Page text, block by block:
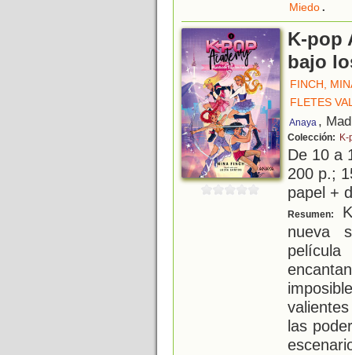
Miedo.
K-pop
bajo
FINCH,
FLETES
Anaya ,
Colección: K-
De 10 a
200 p.;
papel +
Resumen:
nueva
las